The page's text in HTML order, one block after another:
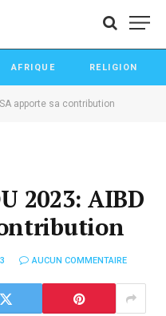
AFRIQUE RELIGION
apporte sa contribution
2023: AIBD
AUCUN COMMENTAIRE